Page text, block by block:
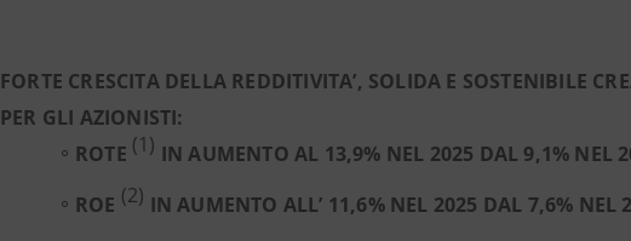
FORTE CRESCITA DELLA REDDITIVITA’, SOLIDA E SOSTENIBILE
PER GLI AZIONISTI:
ROTE (1) IN AUMENTO AL 13,9% NEL 2025 DAL 9,1% NEL
ROE (2) IN AUMENTO ALL’ 11,6% NEL 2025 DAL 7,6% NEL